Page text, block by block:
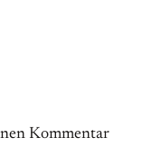
Kommentar